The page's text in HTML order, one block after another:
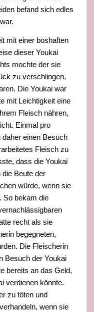
befand sich edles
mit einer boshaften
dieser Youkai
mochte der sie
zu verschlingen,
Die Youkai war
mit Leichtigkeit eine
Fleisch nähren,
Einmal pro
einen Besuch
Fleisch zu
dass die Youkai
die Beute der
würde, wenn sie
So bekam die
recht als sie
begegneten,
Die Fleischerin
Besuch der Youkai
bereits an das Geld,
verdienen könnte.
zu töten und
wenn sie